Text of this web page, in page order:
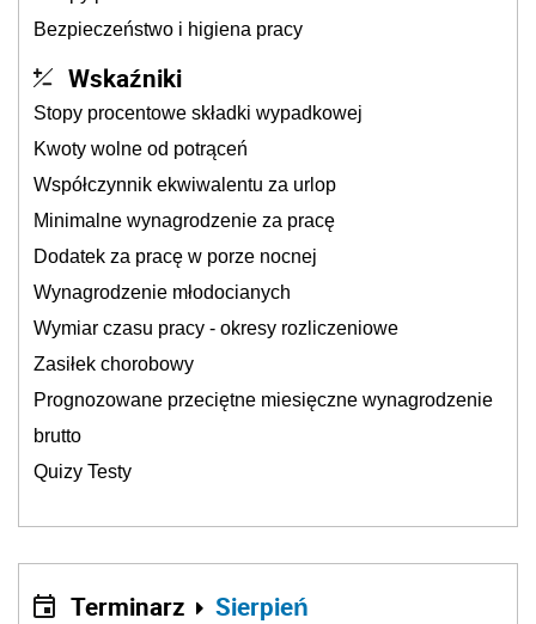
Bezpieczeństwo i higiena pracy
Wskaźniki
Stopy procentowe składki wypadkowej
Kwoty wolne od potrąceń
Współczynnik ekwiwalentu za urlop
Minimalne wynagrodzenie za pracę
Dodatek za pracę w porze nocnej
Wynagrodzenie młodocianych
Wymiar czasu pracy - okresy rozliczeniowe
Zasiłek chorobowy
Prognozowane przeciętne miesięczne wynagrodzenie
brutto
Quizy Testy
Terminarz Sierpień